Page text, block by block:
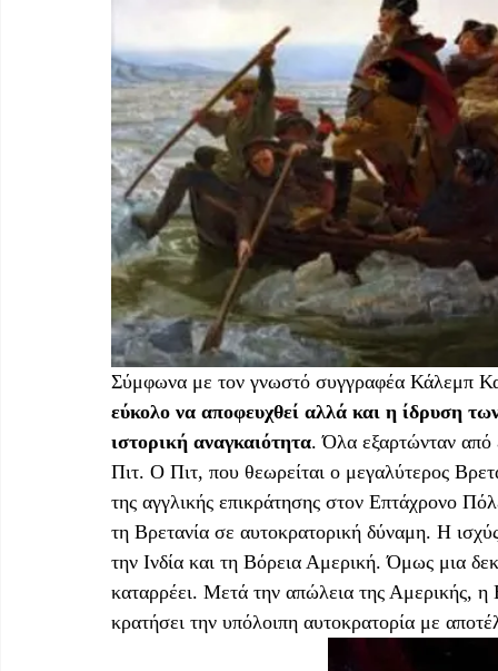
Σύμφωνα με τον γνωστό συγγραφέα Κάλεμπ
εύκολο να αποφευχθεί αλλά και η ίδρυση
ιστορική αναγκαιότητα. Όλα εξαρτώνταν
Πιτ. Ο Πιτ, που θεωρείται ο μεγαλύτερος
της αγγλικής επικράτησης στον Επτάχρονο
τη Βρετανία σε αυτοκρατορική δύναμη. Η
την Ινδία και τη Βόρεια Αμερική. Όμως μια
καταρρέει. Μετά την απώλεια της Αμερικής,
κρατήσει την υπόλοιπη αυτοκρατορία με